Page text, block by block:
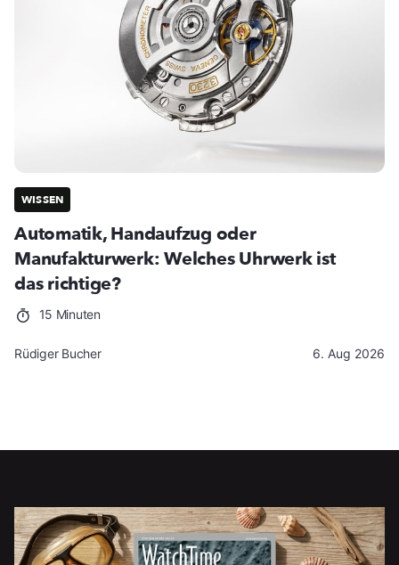
WISSEN
Automatik, Handaufzug oder
Manufakturwerk: Welches Uhrwerk ist
das richtige?
15 Minuten
Rüdiger Bucher 6. Aug 2026